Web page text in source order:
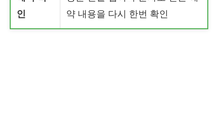
인
약 내용을 다시 한번 확인